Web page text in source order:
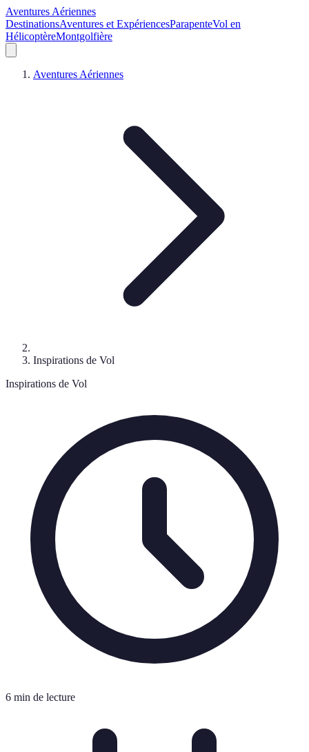
Aventures Aériennes
DestinationsAventures et ExpériencesParapenteVol en
HélicoptèreMontgolfière
Aventures Aériennes
Inspirations de Vol
Inspirations de Vol
6 min de lecture